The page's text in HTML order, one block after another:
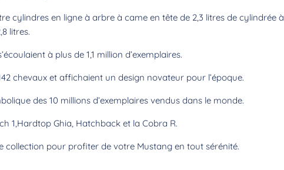
cylindres en ligne à arbre à came en tête de 2,3 litres de cylindrée à
litres.
à plus de 1,1 million d’exemplaires.
chevaux et affichaient un design novateur pour l’époque.
des 10 millions d’exemplaires vendus dans le monde.
1,Hardtop Ghia, Hatchback et la Cobra R.
collection pour profiter de votre Mustang en tout sérénité.